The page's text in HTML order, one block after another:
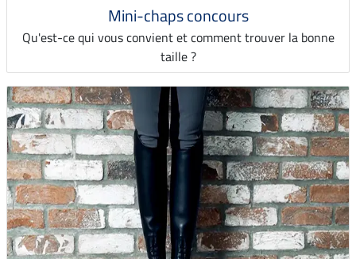
Mini-chaps concours
Qu'est-ce qui vous convient et comment trouver la bonne
taille ?